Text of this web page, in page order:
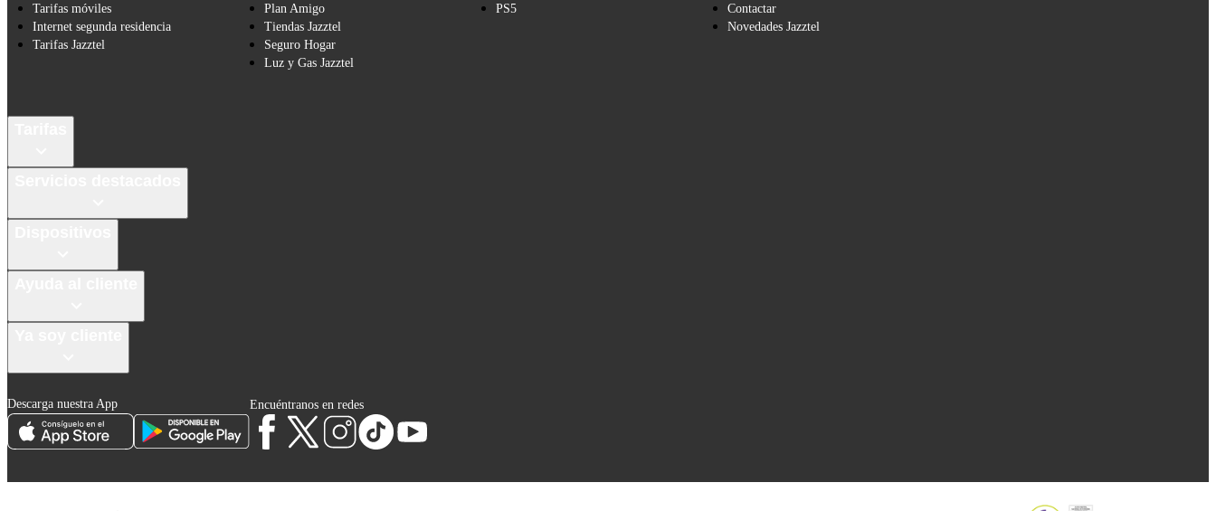
Tarifas móviles
Internet segunda residencia
Tarifas Jazztel
Plan Amigo
Tiendas Jazztel
Seguro Hogar
Luz y Gas Jazztel
PS5
Contactar
Novedades Jazztel
Descarga nuestra App Encuéntranos en redes